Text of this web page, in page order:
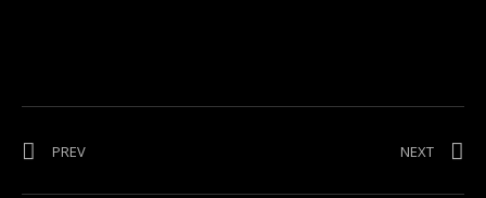
Beitragsnavigation
PREVPOST: WHITNEY – THE „ONE MOMENT IN TIME“ TRIBUTE
NEXTPOST: